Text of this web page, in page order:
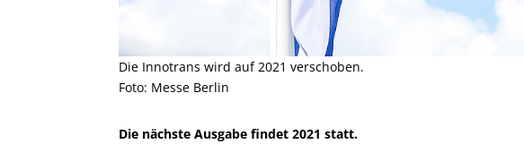
Die Innotrans wird auf 2021 verschoben.
Foto: Messe Berlin
Die nächste Ausgabe findet 2021 statt.